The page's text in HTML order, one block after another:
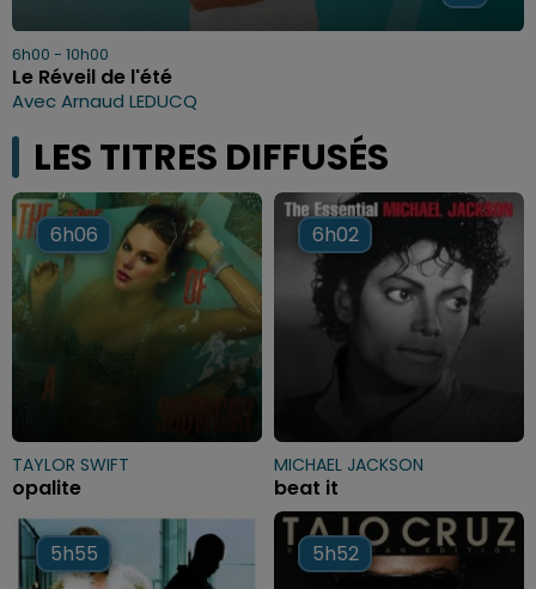
6h00 - 10h00
Le Réveil de l'été
Avec Arnaud LEDUCQ
LES TITRES DIFFUSÉS
6h06
6h06
TAYLOR SWIFT
opalite
6h02
6h02
MICHAEL JACKSON
beat it
5h55
5h55 5h52
5h52